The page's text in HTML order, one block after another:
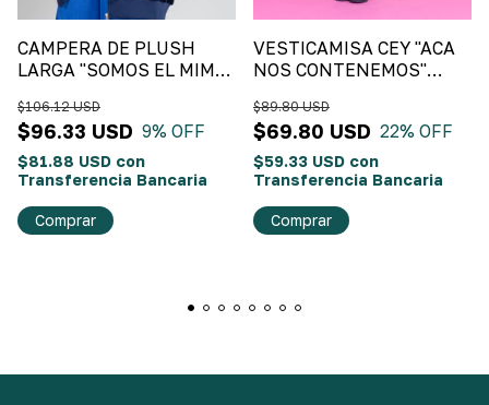
CAMPERA DE PLUSH
LARGA "SOMOS EL MIMO"
$96.33 USD
$106.12 USD
9% OFF
$81.88 USD con
Transferencia Bancaria
Comprar
VESTICAMISA CEY "ACA
NOS CONTENEMOS"
Chiquitas
$69.80 USD
$89.80 USD
22% OFF
$59.33 USD con
Transferencia Bancaria
Comprar